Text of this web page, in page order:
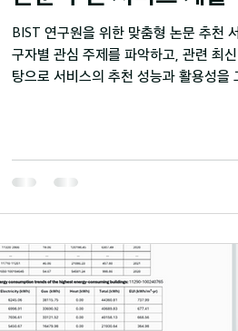
BIST 연구원을 위한 맞춤형 논문 추천
구자별 관심 주제를 파악하고, 관련 최
탕으로 서비스의 추천 성능과 활용성을